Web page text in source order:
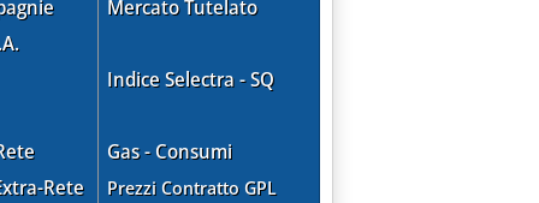
Rete
Mercato Tutelato
Indice Selectra - SQ
Gas - Consumi
Prezzi Contratto GPL